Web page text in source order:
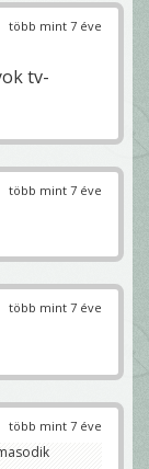
több mint 7 éve
tv-
több mint 7 éve
több mint 7 éve
több mint 7 éve